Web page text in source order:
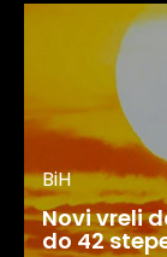
BiH
Novi vreli
do 42